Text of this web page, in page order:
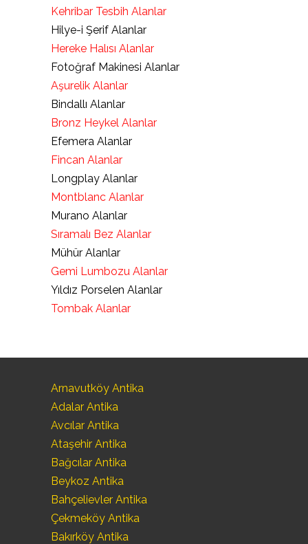
Kehribar Tesbih Alanlar
Hilye-i Şerif Alanlar
Hereke Halısı Alanlar
Fotoğraf Makinesi Alanlar
Aşurelik Alanlar
Bindallı Alanlar
Bronz Heykel Alanlar
Efemera Alanlar
Fincan Alanlar
Longplay Alanlar
Montblanc Alanlar
Murano Alanlar
Sıramalı Bez Alanlar
Mühür Alanlar
Gemi Lumbozu Alanlar
Yıldız Porselen Alanlar
Tombak Alanlar
Arnavutköy Antika
Adalar Antika
Avcılar Antika
Ataşehir Antika
Bağcılar Antika
Beykoz Antika
Bahçelievler Antika
Çekmeköy Antika
Bakırköy Antika